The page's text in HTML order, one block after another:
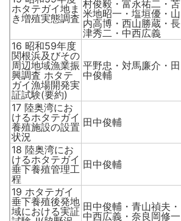
ホタテガイ地ま
き増殖実態調査
村俊毅・富永祐二・苫
米地昭一・塩垣優・山
内高博・西山勝蔵・長
津秀二・中西広義
16 昭和59年度
関根浜及びその
周辺地域漁業振
興調査 ホタテ
ガイ漁場開発実
証試験(要約)
平野忠・対馬廉介・田
中俊輔
17 陸奥湾にお
けるホタテガイ
養殖施設の設置
状況
田中俊輔
18 陸奥湾にお
けるホタテガイ
垂下養殖管理工
程
田中俊輔
19 ホタテガイ
垂下養殖後発地
域における実証 田中俊輔・青山禎夫・
中西広義・奈良岡修一